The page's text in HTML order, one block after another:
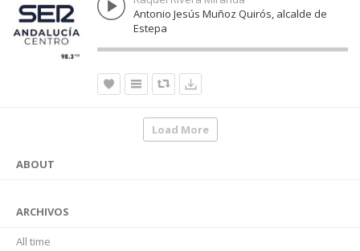
Antonio Jesús Muñoz Quirós, alcalde de
Estepa
Load More
ABOUT
ARCHIVOS
All time